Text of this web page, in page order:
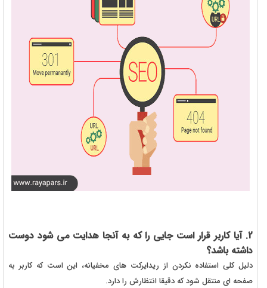
2. آیا کاربر قرار است جایی را که به آنجا هدایت می شود دوست
داشته باشد؟
دلیل کلی استفاده نکردن از ریدایرکت های مخفیانه، این است که کاربر به
صفحه ای منتقل شود که دقیقا انتظارش را دارد.